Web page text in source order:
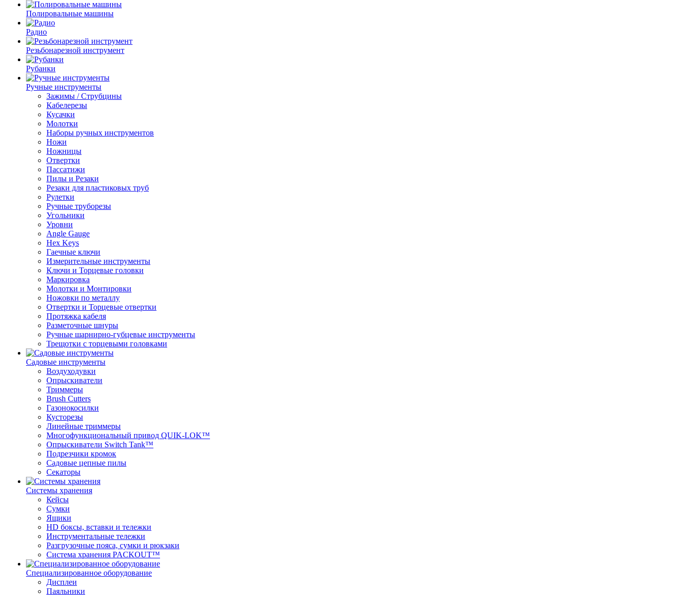
Полировальные машины
Радио
Резьбонарезной инструмент
Рубанки
Ручные инструменты
Зажимы / Струбцины
Кабелерезы
Кусачки
Молотки
Наборы ручных инструментов
Ножи
Ножницы
Отвертки
Пассатижи
Пилы и Резаки
Резаки для пластиковых труб
Рулетки
Ручные труборезы
Угольники
Уровни
Angle Gauge
Hex Keys
Гаечные ключи
Измерительные инструменты
Ключи и Торцевые головки
Маркировка
Молотки и Монтировки
Ножовки по металлу
Отвертки и Торцевые отвертки
Протяжка кабеля
Разметочные шнуры
Ручные шарнирно-губцевые инструменты
Трещотки с торцевыми головками
Садовые инструменты
Воздуходувки
Опрыскиватели
Триммеры
Brush Cutters
Газонокосилки
Кусторезы
Линейные триммеры
Многофункциональный привод QUIK-LOK™
Опрыскиватели Switch Tank™
Подрезчики кромок
Садовые цепные пилы
Секаторы
Системы хранения
Кейсы
Сумки
Ящики
HD боксы, вставки и тележки
Инструментальные тележки
Разгрузочные пояса, сумки и рюкзаки
Система хранения PACKOUT™
Специализированное оборудование
Дисплеи
Паяльники